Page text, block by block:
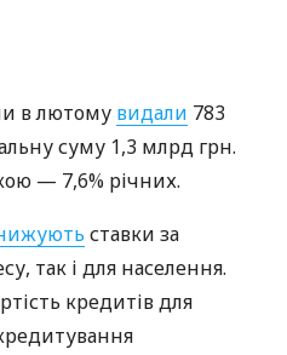
в лютому видали 783
суму 1,3 млрд грн.
— 7,6% річних.
ставки за
так і для населення.
кредитів для